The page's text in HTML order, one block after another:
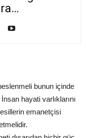
bunun içinde
hayati varlıklarını
emanetçisi